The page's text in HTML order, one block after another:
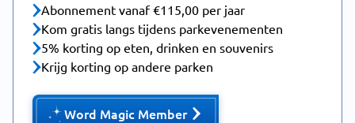
Abonnement vanaf €115,00 per jaar
Kom gratis langs tijdens parkevenementen
5% korting op eten, drinken en souvenirs
Krijg korting op andere parken
Word Magic Member